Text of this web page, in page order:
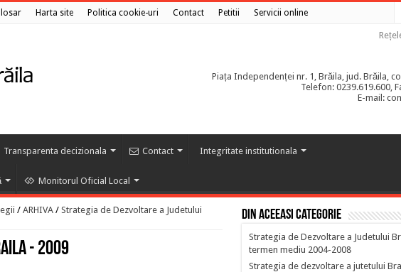
Harta site Politica cookie-uri Contact Petitii Servicii online
Piața Independenței nr. 1, Brăila, jud. Brăila,
Telefon: 0239.619.600,
E-mail:
Transparenta decizionala Contact Integritate institutionala
Monitorul Oficial Local
/ ARHIVA / Strategia de Dezvoltare a Judetului
- 2009
Din aceeasi categorie
Strategia de Dezvoltare a Judetului
termen mediu 2004-2008
Strategia de dezvoltare a jutetului